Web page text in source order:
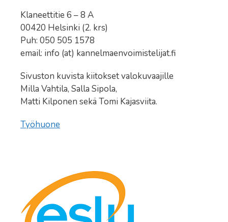
Klaneettitie 6 – 8 A
00420 Helsinki (2. krs)
Puh: 050 505 1578
email: info (at) kannelmaenvoimistelijat.fi
Sivuston kuvista kiitokset valokuvaajille
Milla Vahtila, Salla Sipola,
Matti Kilponen sekä Tomi Kajasviita.
Työhuone